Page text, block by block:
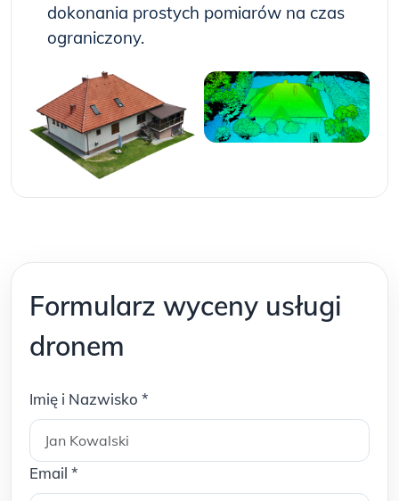
dokonania prostych pomiarów na czas
ograniczony.
Formularz wyceny usługi
dronem
Imię i Nazwisko *
Email *